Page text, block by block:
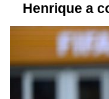
Henrique a